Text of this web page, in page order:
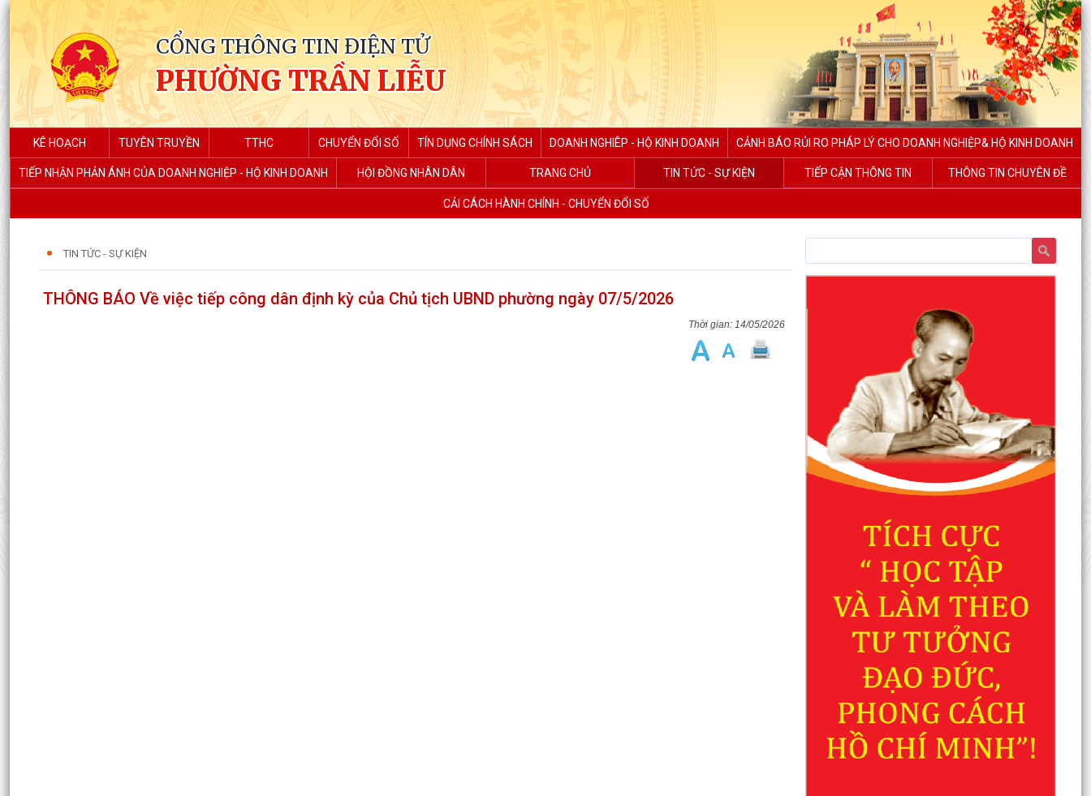
CỔNG THÔNG TIN ĐIỆN TỬ
PHƯỜNG TRẦN LIỄU
KÊ HOẠCH TUYÊN TRUYỀN TTHC CHUYỂN ĐỔI SỐ TÍN DỤNG CHÍNH SÁCH DOANH NGHIÊP - HỘ KINH DOANH CẢNH BÁO RỦI RO PHÁP LÝ CHO DOANH NGHIỆP& HỘ KINH DOANH
TIẾP NHẬN PHẢN ÁNH CỦA DOANH NGHIỆP - HỘ KINH DOANH HỘI ĐỒNG NHÂN DÂN TRANG CHỦ TIN TỨC - SỰ KIỆN TIẾP CẬN THÔNG TIN THÔNG TIN CHUYÊN ĐỀ
CẢI CÁCH HÀNH CHÍNH - CHUYỂN ĐỔI SỐ
TIN TỨC - SỰ KIỆN
THÔNG BÁO Về việc tiếp công dân định kỳ của Chủ tịch UBND phường ngày 07/5/2026
14/05/2026